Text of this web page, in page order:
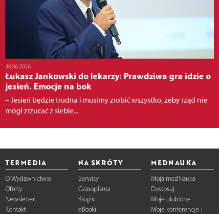
30.06.2026
Łukasz Jankowski do lekarzy: Prawdziwa gra idzie o
jesień. Emocje na bok
– Jesień będzie trudna i musimy zrobić wszystko, żeby rząd nie
mógł zrzucać z siebie...
TERMEDIA
O Wydawnictwie
Oferty
Newsletter
Kontakt
NA SKRÓTY
Serwisy
Czasopisma
Książki
eBooki
MEDNAUKA
Moja medNauka
Dostosuj
Moje ulubione
Moje konferencje i